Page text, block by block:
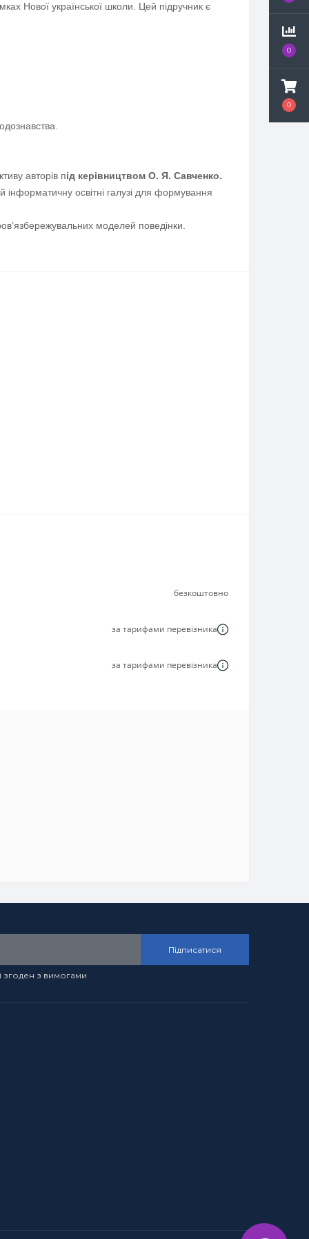
0
0
Нової української школи. Цей підручник є
авторів під керівництвом О. Я. Савченко.
інформатичну освітні галузі для формування
моделей поведінки.
безкоштовно
за тарифами перевізника
за тарифами перевізника
Підписатися
згоден з вимогами